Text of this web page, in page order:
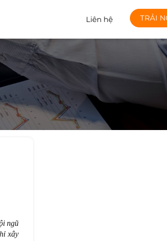
Liên hệ TRẢI
ngũ
xây